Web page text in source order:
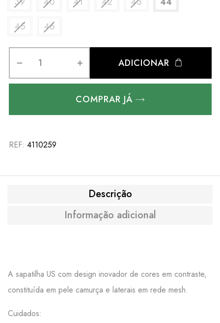
45
46
ADICIONAR
COMPRAR JÁ
REF: 4110259
Descrição
Informação adicional
A sapatilha US com design inovador de cores em contraste,
constituída em pele camurça e laterais em rede mesh.
Cuidados: